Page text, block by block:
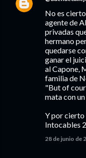
No es
agente de
privadas
hermano
quedarse
ganar el
al Capone,
familia de
"But of
mata con
Y por cierto
Intocables
28 de junio de